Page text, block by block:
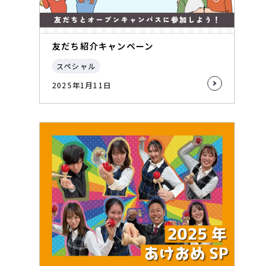
友だち紹介キャンペーン
スペシャル
2025年1月11日